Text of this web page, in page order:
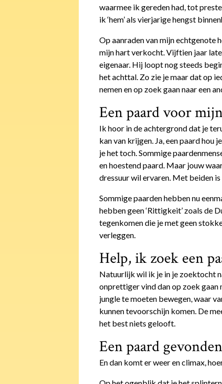
waarmee ik gereden had, tot
ik ‘hem’ als vierjarige hengst
Op aanraden van mijn echtgenote
mijn hart verkocht. Vijftien jaar
eigenaar. Hij loopt nog steeds
het achttal. Zo zie je maar dat op
nemen en op zoek gaan naar een
Een paard voor
Ik hoor in de achtergrond dat je
kan van krijgen. Ja, een paard hou
je het toch. Sommige
en hoestend paard. Maar jouw
dressuur wil ervaren. Met beiden
Sommige paarden hebben nu
hebben geen ‘Rittigkeit’ zoals de
tegenkomen die je met geen
verleggen.
Help, ik zoek een
Natuurlijk wil ik je in je zoektocht
onprettiger vind dan op zoek gaan
jungle te moeten bewegen, waar
kunnen tevoorschijn komen. De
het best niets gelooft.
Een paard gevonden
En dan komt er weer en climax,